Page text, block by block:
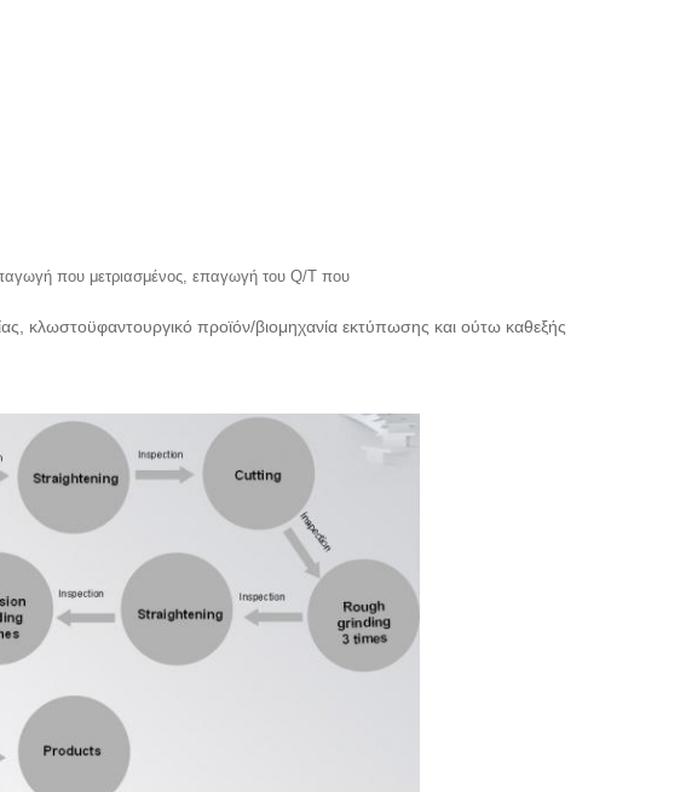
που μετριασμένος, επαγωγή του Q/Τ που
κλωστοϋφαντουργικό προϊόν/βιομηχανία εκτύπωσης και ούτω καθεξής